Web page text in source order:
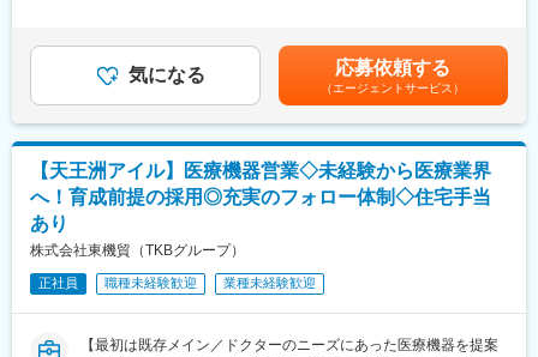
【企業概要】
同社は全国に400店舗以上の調剤薬局を展開し、地域密着型の医
M&A戦略により、新たな地域への進出や介護事業、在宅医療サー
ビスにも拡大しています。
変更の範囲：会社の定める業務
・マーケティング部門と連携した営業戦略・施策の企画立案およ
び推進
・市場動向や顧客特性を踏まえた営業モデルおよび取引条件の設
・営業施策の進捗管理、効果検証および改善提案の実施
■職務の魅力：
担える戦略性の高いポジションです。マーケティングと密に連携
長への影響度をダイレクトに実感できます。データに基づく意思
当 ・通勤手当（上限10万円/月）・残業手当（残業時間に応じて
支給）・住宅手当（上限2万円/月・41歳年度末まで）※会社規定に
基づき支給賃金はあくまでも目安の金額であり、選考を通じて上
下する可能性があります。月給(月額)は固定手当を含めた表記で
す。
気になる 応募依頼する
（エージェントサービス）
【天王洲アイル】医療機器営業◇未経験から医療業界
へ！育成前提の採用◎充実のフォロー体制◇住宅手当
あり
株式会社東機貿（TKBグループ）
正社員 職種未経験歓迎 業種未経験歓迎
【最初は既存メイン／ドクターのニーズにあった医療機器を提案